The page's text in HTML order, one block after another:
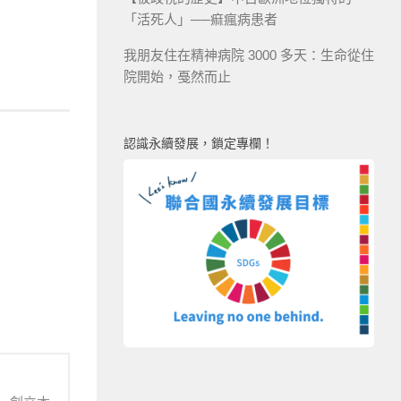
「活死人」──痲瘋病患者
我朋友住在精神病院 3000 多天：生命從住
院開始，戞然而止
認識永續發展，鎖定專欄！